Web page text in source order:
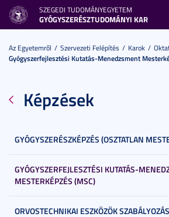
SZEGEDI TUDOMÁNYEGYETEM
GYÓGYSZERÉSZTUDOMÁNYI KAR
Az Egyetemről Szervezeti Felépítés Karok
Gyógyszerfejlesztési Kutatás-Menedzsment
Képzések
GYÓGYSZERÉSZKÉPZÉS (OSZTATLAN
GYÓGYSZERFEJLESZTÉSI KUTATÁS-
MESTERKÉPZÉS (MSC)
ORVOSTECHNIKAI ESZKÖZÖK